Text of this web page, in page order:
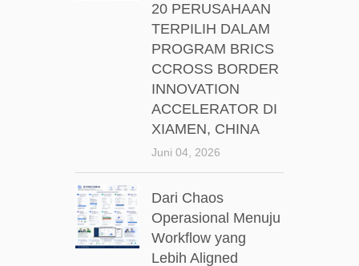
20 PERUSAHAAN
TERPILIH DALAM
PROGRAM BRICS
CCROSS BORDER
INNOVATION
ACCELERATOR DI
XIAMEN, CHINA
Juni 04, 2026
Dari Chaos
Operasional Menuju
Workflow yang
Lebih Aligned